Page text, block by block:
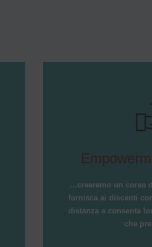
…creeremo un corso
fornisca ai discenti
distanza e consenta
che